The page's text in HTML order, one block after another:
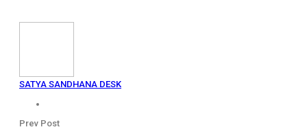
SATYA SANDHANA DESK
Prev Post